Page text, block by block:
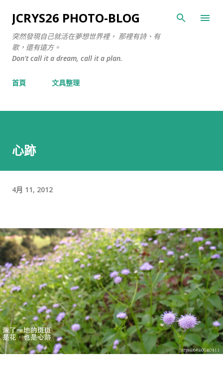
跳至主要內容
JCRYS26 PHOTO-BLOG
突然發現自己就活在夢想世界裡， 那裡有詩、有
歌，還有遠方。
Don't call it a dream, call it a plan.
首頁 文具整理
心跡
4月 11, 2012